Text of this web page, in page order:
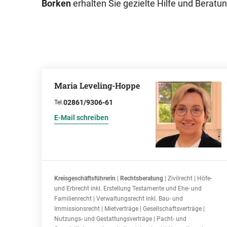
Borkenerhalten Sie gezielte Hilfe und
Maria Leveling-Hoppe
Tel.02861/9306-61
E-Mail schreiben
Kreisgeschäftsführerin Rechtsberatung | Zivilrecht | Höfe-
und Erbrecht inkl. Erstellung Testamente und Ehe- und
Familienrecht | Verwaltungsrecht inkl. Bau- und
Immissionsrecht | Mietverträge | Gesellschaftsverträge |
Nutzungs- und Gestattungsverträge | Pacht- und